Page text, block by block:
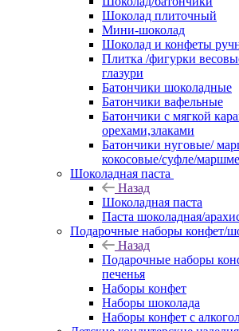
Шоколад плиточный
Мини-шоколад
Шоколад и конфеты
Плитка /фигурки
глазури
Батончики шоколадные
Батончики вафельные
Батончики с мягкой
орехами,злаками
Батончики нуговые/
кокосовые/суфле/
Шоколадная паста
Назад
Шоколадная паста
Паста шоколадная/
Подарочные наборы конфет/
Назад
Подарочные наборы
печенья
Наборы конфет
Наборы шоколада
Наборы конфет с